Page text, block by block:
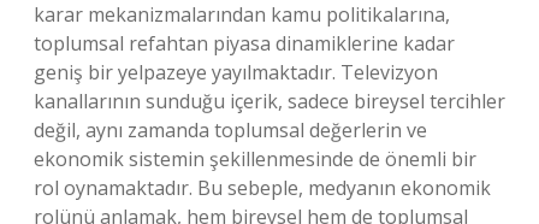
karar mekanizmalarından kamu politikalarına,
toplumsal refahtan piyasa dinamiklerine kadar
geniş bir yelpazeye yayılmaktadır. Televizyon
kanallarının sunduğu içerik, sadece bireysel tercihler
değil, aynı zamanda toplumsal değerlerin ve
ekonomik sistemin şekillenmesinde de önemli bir
rol oynamaktadır. Bu sebeple, medyanın ekonomik
rolünü anlamak, hem bireysel hem de toplumsal